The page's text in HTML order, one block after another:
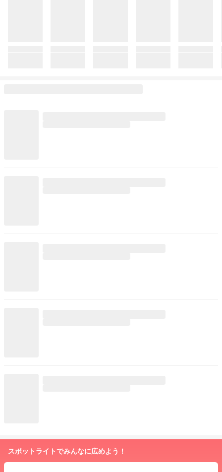
スポットライトでみんなに広めよう！